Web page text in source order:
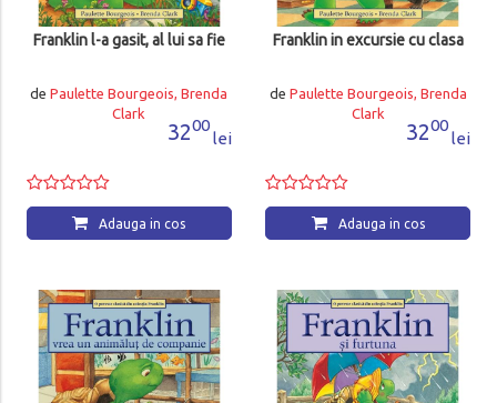
Franklin l-a gasit, al lui sa fie
dePaulette Bourgeois, Brenda
Clark
3200
lei
Adauga in cos
Franklin in excursie cu clasa
de Paulette Bourgeois, Brenda
Clark
3200
lei
Adauga in cos